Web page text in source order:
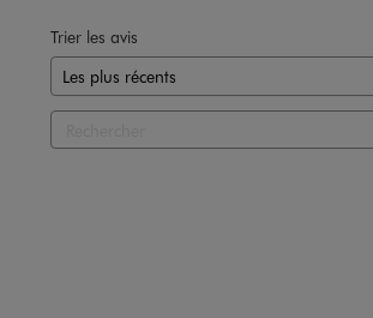
Trier les avis